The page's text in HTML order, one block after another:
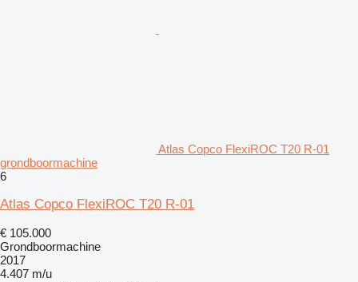
Atlas Copco FlexiROC T20 R-01
grondboormachine
6
Atlas Copco FlexiROC T20 R-01
€ 105.000
Grondboormachine
2017
4.407 m/u